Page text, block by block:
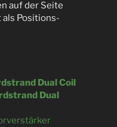
auf der Seite
Positions-
Dual Coil
Dual